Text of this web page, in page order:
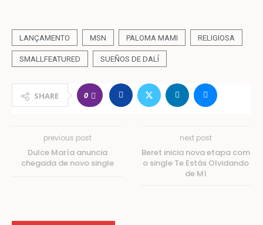
LANÇAMENTO MSN PALOMA MAMI RELIGIOSA
SMALLFEATURED SUEÑOS DE DALÍ
SHARE 0
previous post
Dulce María anuncia
chegada de novo single
next post
Beret inicia nova etapa com
o single Te Estás Olvidando
de Mí